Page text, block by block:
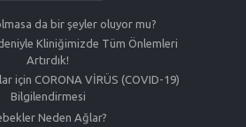
da bir şeyler oluyor mu?
Kliniğimizde Tüm Önlemleri
Artırdık!
için CORONA VİRÜS (COVID-19)
Bilgilendirmesi
Neden Ağlar?